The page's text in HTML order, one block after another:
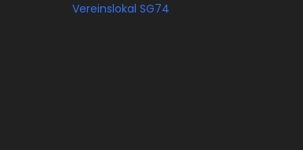
Vereinslokal SG74